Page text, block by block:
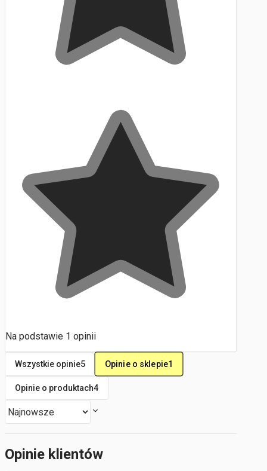
Na podstawie 1 opinii
Wszystkie opinie5 Opinie o sklepie1
Opinie o produktach4
Opinie klientów